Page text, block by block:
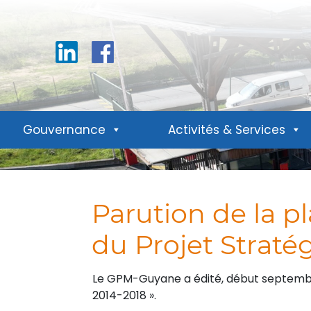
LinkedinFacebook
Gouvernance Activités & Services
Parution de la
du Projet
Le GPM-Guyane a édité, début
2014-2018 ».